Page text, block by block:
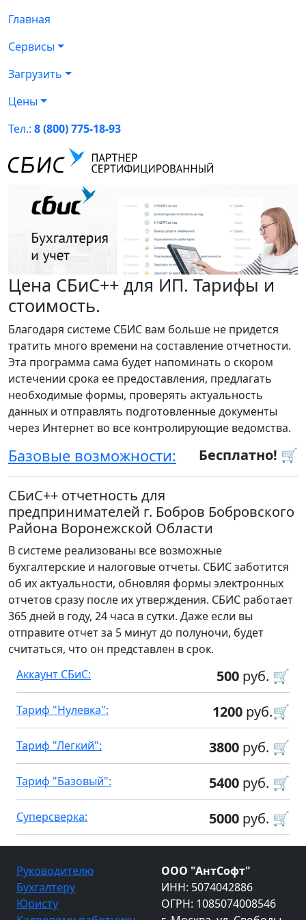
Главная
Сервисы
Загрузить
Цены
Тел.: 8 (800) 775-18-93
Цена СБиС++ для ИП. Тарифы и
стоимость.
Благодаря системе СБИС вам больше не придется
тратить много времени на составление отчетности.
Эта программа сама будет напоминать о скором
истечении срока ее предоставления, предлагать
необходимые формы, проверять актуальность
данных и отправлять подготовленные документы
через Интернет во все контролирующие ведомства.
Бесплатно! 🛒
Базовые возможности:
СБиС++ отчетность для
предпринимателей г. Бобров Бобровского
Района Воронежской Области
В системе реализованы все возможные
бухгалтерские и налоговые отчеты. СБИС заботится
об их актуальности, обновляя формы электронных
отчетов сразу после их утверждения. СБИС работает
365 дней в году, 24 часа в сутки. Даже если вы
отправите отчет за 5 минут до полуночи, будет
считаться, что он представлен в срок.
500 руб. 🛒
Аккаунт СБиС:
1200 руб.🛒
Тариф "Нулевка":
3800 руб. 🛒
Тариф "Легкий":
5400 руб. 🛒
Тариф "Базовый":
5000 руб. 🛒
Суперсверка:
Руководителю
Бухгалтеру
Юристу
ООО "АнтСофт"
ИНН: 5074042886
ОГРН: 1085074008546